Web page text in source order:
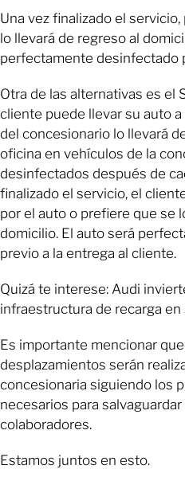
Una vez finalizado el
lo llevará de regreso al
perfectamente desinfectado
Otra de las alternativas es el
cliente puede llevar su auto
del concesionario lo llevará
oficina en vehículos de la
desinfectados después de
finalizado el servicio, el
por el auto o prefiere que se
domicilio. El auto será
previo a la entrega al cliente.
Quizá te interese: Audi
infraestructura de recarga en
Es importante mencionar
desplazamientos serán
concesionaria siguiendo los
necesarios para
colaboradores.
Estamos juntos en esto.